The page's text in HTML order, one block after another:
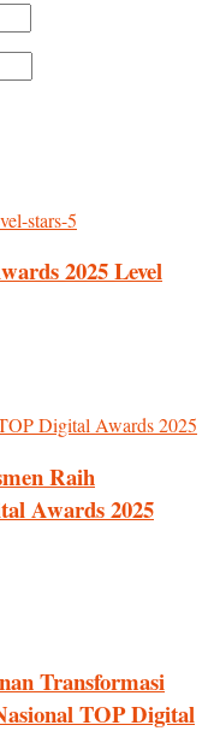
2025 Level
Raih
Awards 2025
Transformasi
TOP Digital